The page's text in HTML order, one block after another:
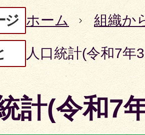
ジ ホーム 組織か
人口統計(令和7年
計(令和7